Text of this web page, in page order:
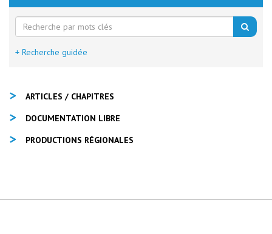
+ Recherche guidée
ARTICLES / CHAPITRES
DOCUMENTATION LIBRE
PRODUCTIONS RÉGIONALES